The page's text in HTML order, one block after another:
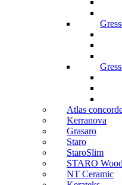
Atlas
Kerranova
Grasaro
Staro
StaroSlim
STARO Wood
NT Ceramic